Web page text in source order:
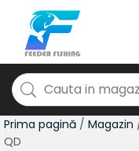
Prima pagină / Magazin
QD